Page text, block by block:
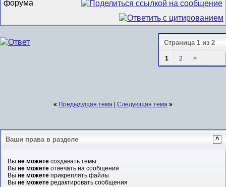
Страница 1 из 2
1 2 >
« Предыдущая тема Следующая тема »
Ваши права в разделе ^
Вы не можетесоздавать темы
Вы не можетеотвечать на сообщения
Вы не можетеприкреплять файлы
Вы не можетередактировать сообщения